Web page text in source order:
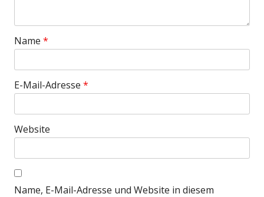
Name *
E-Mail-Adresse *
Website
Name, E-Mail-Adresse und Website in diesem